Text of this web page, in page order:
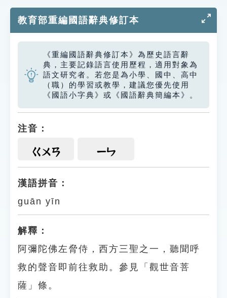
單字索引
生命大百科索引
遊戲專區
教學應用
貓頭鷹博士
教育部重編國語辭典修訂本
《重編國語辭典修訂本》為歷史語言辭
典，主要記錄語言使用歷程，適用對象為
語文研究者。若您是為小學、國中、高中
（職）的學習或教學，建議您優先使用
《國語小字典》或《國語辭典簡編本》。
注音：
ㄍㄨㄢ ㄧㄣ
漢語拼音：
guān yīn
解釋：
阿彌陀佛左脅侍，西方三聖之一，聽聞呼
救的聲音即前往救助。參見「觀世音菩
薩」條。